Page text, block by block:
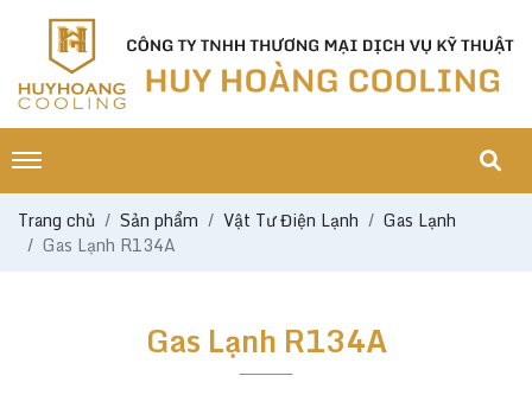
Trang chủ Sản phẩm Vật Tư Điện Lạnh
Gas Lạnh
Gas Lạnh R134A
Gas Lạnh R134A